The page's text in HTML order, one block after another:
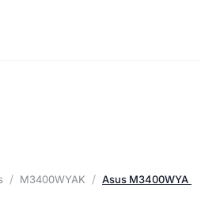
M3400WYAK Asus M3400WYA